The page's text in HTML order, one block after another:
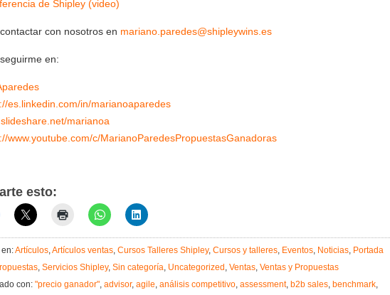
de Shipley (video)
con nosotros en mariano.paredes@shipleywins.es
en:
es.linkedin.com/in/marianoaparedes
marianoa
www.youtube.com/c/MarianoParedesPropuestasGanadoras
esto:
Artículos,Artículos ventas, Cursos Talleres Shipley, Cursos y talleres, Eventos, Noticias, Portada
, Servicios Shipley, Sin categoría, Uncategorized , Ventas, Ventas y Propuestas
con: "precio ganador", advisor, agile, análisis competitivo, assessment, b2b sales, benchmark,